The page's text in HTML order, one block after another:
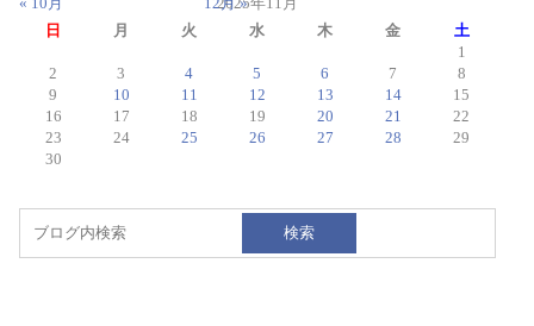
日
月 火 水 木 金
土
1
2
3 4 5 6 7
8
9
10 11 12 13 14
15
16
17 18 19 20 21
22
23
24 25 26 27 28
29
30
検索